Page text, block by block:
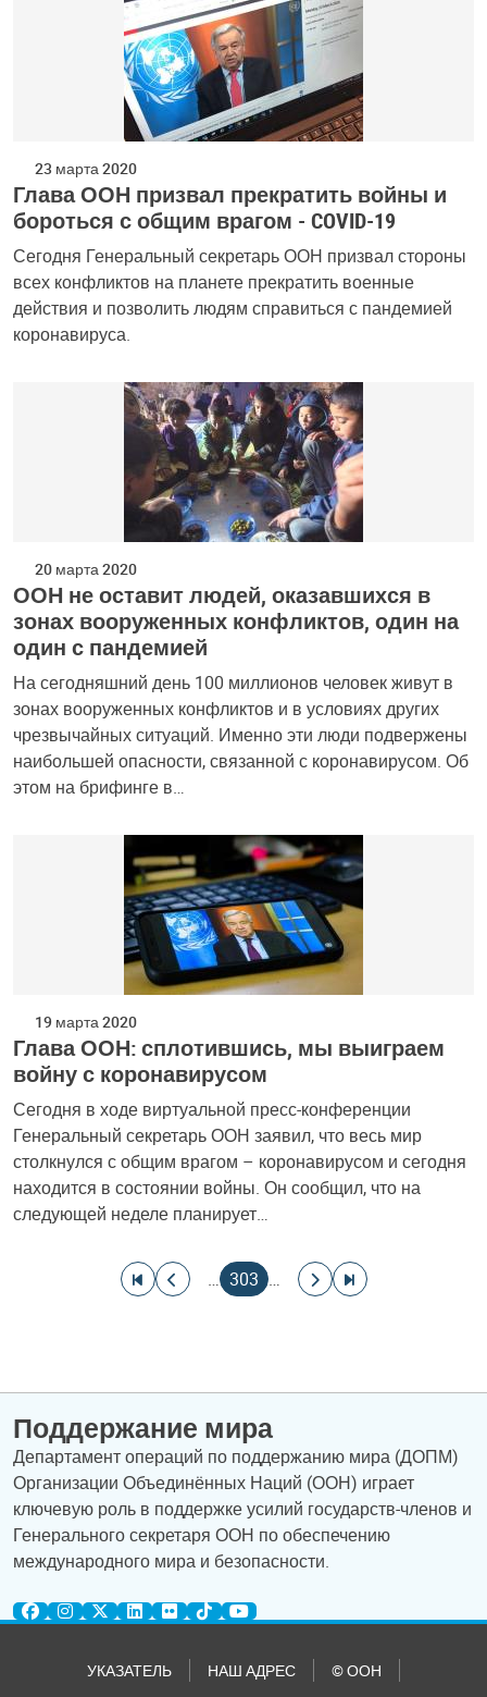
23 марта 2020
Глава ООН призвал прекратить войны и
бороться с общим врагом - COVID-19
Сегодня Генеральный секретарь ООН призвал стороны
всех конфликтов на планете прекратить военные
действия и позволить людям справиться с пандемией
коронавируса.
20 марта 2020
ООН не оставит людей, оказавшихся в
зонах вооруженных конфликтов, один на
один с пандемией
На сегодняшний день 100 миллионов человек живут в
зонах вооруженных конфликтов и в условиях других
чрезвычайных ситуаций. Именно эти люди подвержены
наибольшей опасности, связанной с коронавирусом. Об
этом на брифинге в…
19 марта 2020
Глава ООН: сплотившись, мы выиграем
войну с коронавирусом
Сегодня в ходе виртуальной пресс-конференции
Генеральный секретарь ООН заявил, что весь мир
столкнулся с общим врагом – коронавирусом и сегодня
находится в состоянии войны. Он сообщил, что на
следующей неделе планирует…
Нумерация страниц
На первую страницу
На предыдущую страницу
…
Текущая страница
303 …
На следующую страницу
На последнюю страницу
Поддержание мира
Департамент операций по поддержанию мира (ДОПМ)
Организации Объединённых Наций (ООН) играет
ключевую роль в поддержке усилий государств-членов и
Генерального секретаря ООН по обеспечению
международного мира и безопасности.
УКАЗАТЕЛЬ НАШ АДРЕС © ООН